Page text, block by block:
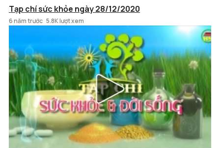
Tạp chí sức khỏe ngày 28/12/2020
6 năm trước 5.8K lượt xem